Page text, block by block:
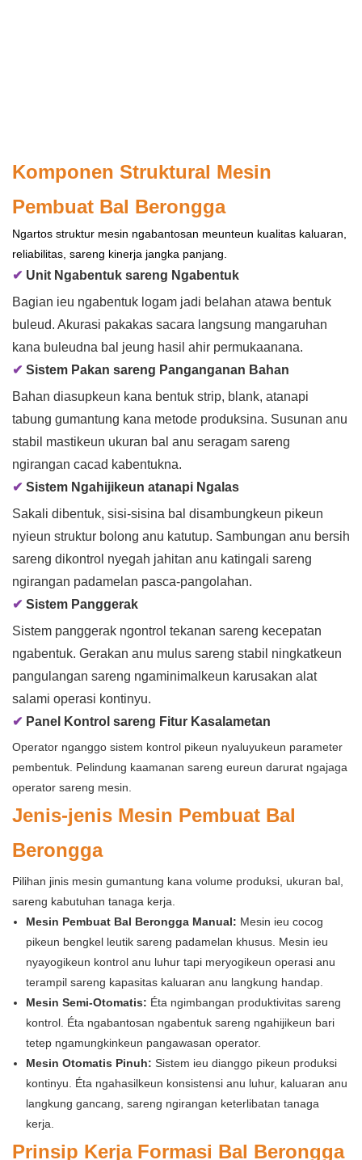
Komponen Struktural Mesin
Pembuat Bal Berongga
Ngartos struktur mesin ngabantosan meunteun kualitas kaluaran,
reliabilitas, sareng kinerja jangka panjang.
✔ Unit Ngabentuk sareng Ngabentuk
Bagian ieu ngabentuk logam jadi belahan atawa bentuk
buleud. Akurasi pakakas sacara langsung mangaruhan
kana buleudna bal jeung hasil ahir permukaanana.
✔ Sistem Pakan sareng Panganganan Bahan
Bahan diasupkeun kana bentuk strip, blank, atanapi
tabung gumantung kana metode produksina. Susunan anu
stabil mastikeun ukuran bal anu seragam sareng
ngirangan cacad kabentukna.
✔ Sistem Ngahijikeun atanapi Ngalas
Sakali dibentuk, sisi-sisina bal disambungkeun pikeun
nyieun struktur bolong anu katutup. Sambungan anu bersih
sareng dikontrol nyegah jahitan anu katingali sareng
ngirangan padamelan pasca-pangolahan.
✔ Sistem Panggerak
Sistem panggerak ngontrol tekanan sareng kecepatan
ngabentuk. Gerakan anu mulus sareng stabil ningkatkeun
pangulangan sareng ngaminimalkeun karusakan alat
salami operasi kontinyu.
✔ Panel Kontrol sareng Fitur Kasalametan
Operator nganggo sistem kontrol pikeun nyaluyukeun parameter
pembentuk. Pelindung kaamanan sareng eureun darurat ngajaga
operator sareng mesin.
Jenis-jenis Mesin Pembuat Bal
Berongga
Pilihan jinis mesin gumantung kana volume produksi, ukuran bal,
sareng kabutuhan tanaga kerja.
Mesin Pembuat Bal Berongga Manual: Mesin ieu cocog
pikeun bengkel leutik sareng padamelan khusus. Mesin ieu
nyayogikeun kontrol anu luhur tapi meryogikeun operasi anu
terampil sareng kapasitas kaluaran anu langkung handap.
Mesin Semi-Otomatis: Éta ngimbangan produktivitas sareng
kontrol. Éta ngabantosan ngabentuk sareng ngahijikeun bari
tetep ngamungkinkeun pangawasan operator.
Mesin Otomatis Pinuh: Sistem ieu dianggo pikeun produksi
kontinyu. Éta ngahasilkeun konsistensi anu luhur, kaluaran anu
langkung gancang, sareng ngirangan keterlibatan tanaga
kerja.
Prinsip Kerja Formasi Bal Berongga